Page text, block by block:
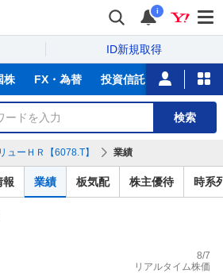
i
ID新規取得
株 FX・為替 投資信託 ニュース
検索
ューＨＲ【6078.T】 業績
報 業績 板気配 株主優待 時系
8/7
リアルタイム株価